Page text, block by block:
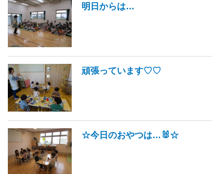
明日からは…
頑張っています♡♡
☆今日のおやつは…🐰☆